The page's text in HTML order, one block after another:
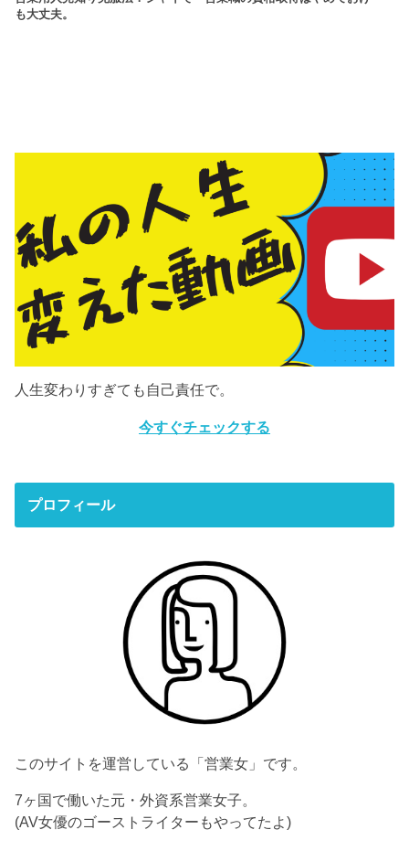
も大丈夫。
人生変わりすぎても自己責任で。
今すぐチェックする
プロフィール
このサイトを運営している「営業女」です。
7ヶ国で働いた元・外資系営業女子。
(AV女優のゴーストライターもやってたよ)